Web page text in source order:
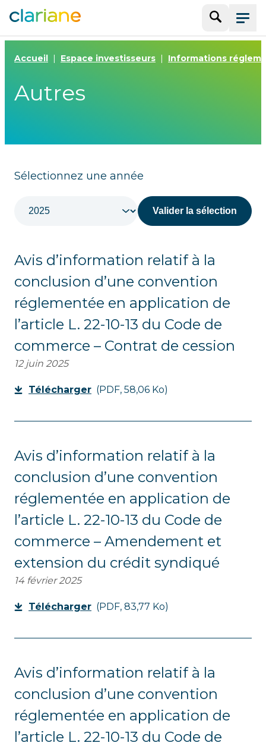
Menu
Accueil Espace investisseurs Informations
Autres
Filtrer par années
Sélectionnez une année
Avis d’information relatif à la
conclusion d’une convention
réglementée en application de
l’article L. 22-10-13 du Code de
commerce – Contrat de cession
12 juin 2025
Télécharger (PDF, 58,06 Ko)
Avis d’information relatif à la
conclusion d’une convention
réglementée en application de
l’article L. 22-10-13 du Code de
commerce – Amendement et
extension du crédit syndiqué
14 février 2025
Télécharger (PDF, 83,77 Ko)
Avis d’information relatif à la
conclusion d’une convention
réglementée en application de
l’article L. 22-10-13 du Code de